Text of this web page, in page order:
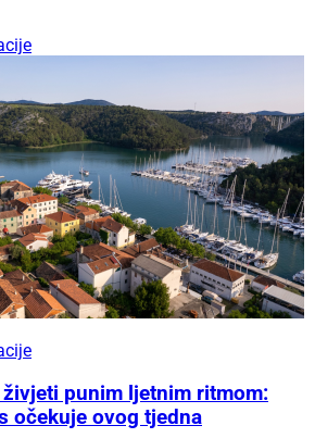
punim ljetnim ritmom:
očekuje ovog tjedna